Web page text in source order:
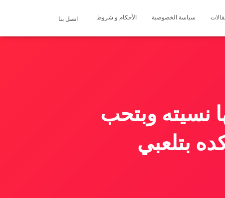
سياسة الخصوصية الأحكام و شروط اتصل بنا
نسيته وبتحب
بتلعبي